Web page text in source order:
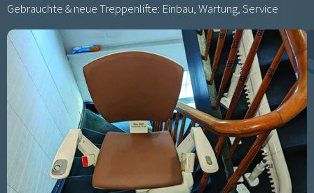
Gebrauchte & neue Treppenlifte: Einbau, Wartung, Service